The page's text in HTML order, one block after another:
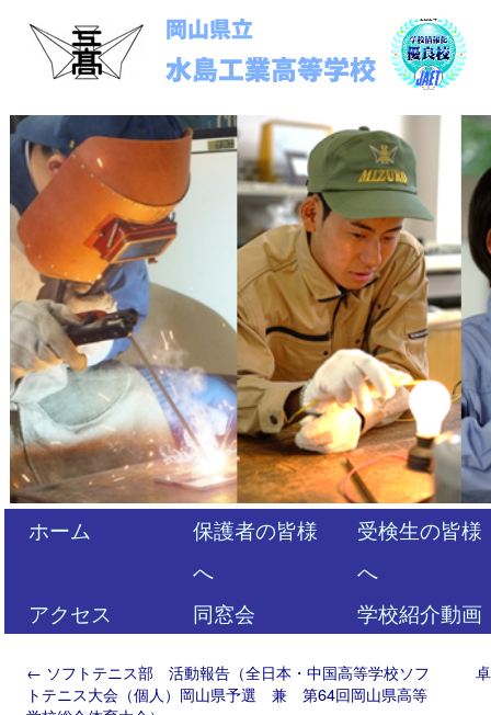
ホーム
保護者の皆様
へ
受検生の皆様
へ
アクセス
同窓会 学校紹介動画
← ソフトテニス部 活動報告（全日本・中国高等学校ソフ
トテニス大会（個人）岡山県予選 兼 第64回岡山県高等